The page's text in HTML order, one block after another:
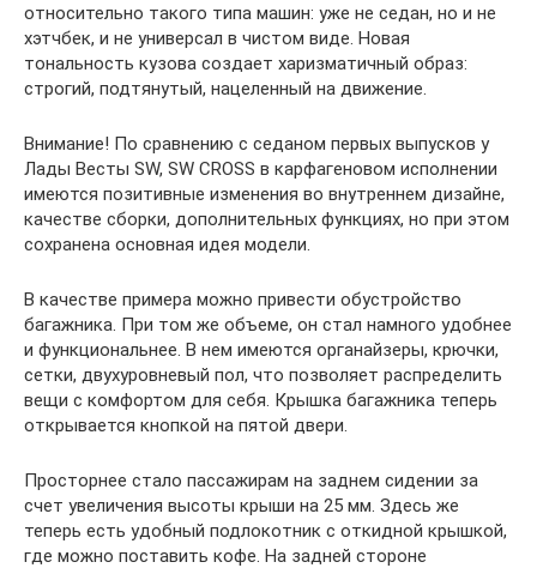
относительно такого типа машин: уже не седан, но и не
хэтчбек, и не универсал в чистом виде. Новая
тональность кузова создает харизматичный образ:
строгий, подтянутый, нацеленный на движение.
Внимание! По сравнению с седаном первых выпусков у
Лады Весты SW, SW CROSS в карфагеновом исполнении
имеются позитивные изменения во внутреннем дизайне,
качестве сборки, дополнительных функциях, но при этом
сохранена основная идея модели.
В качестве примера можно привести обустройство
багажника. При том же объеме, он стал намного удобнее
и функциональнее. В нем имеются органайзеры, крючки,
сетки, двухуровневый пол, что позволяет распределить
вещи с комфортом для себя. Крышка багажника теперь
открывается кнопкой на пятой двери.
Просторнее стало пассажирам на заднем сидении за
счет увеличения высоты крыши на 25 мм. Здесь же
теперь есть удобный подлокотник с откидной крышкой,
где можно поставить кофе. На задней стороне